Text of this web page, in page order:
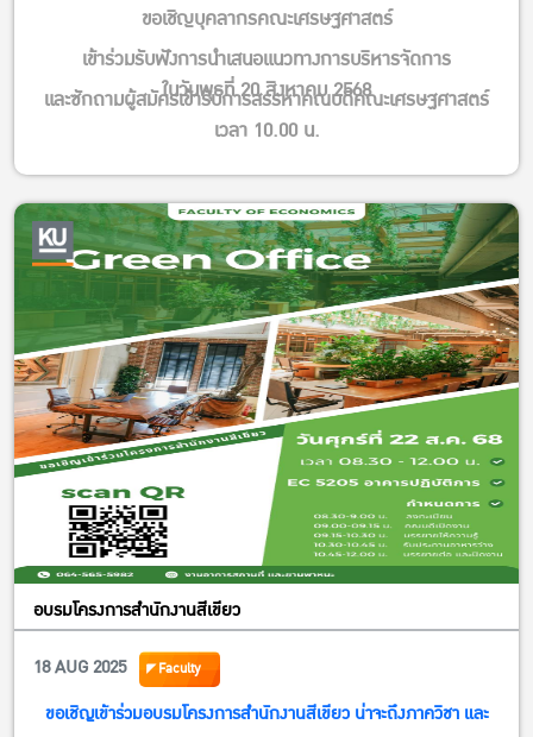
***Sorry for any inconvenience
#ExamsSuccess # Bidyalagkarana Library
#OpenLateNoSleep #StudyTillMidnight #ExamPeriod
#สอบนี้ต้องรอด #ห้องสมุดพิทยาลงกรณ #เปิดดึกไม่มีง่วง #อ่านยัน
—————————————-
สอบถามข้อมูลเพิ่มเติมได้ที่
Facebook : ห้องสมุดพิทยาลงกรณ
Website:http://bidyalib.eco.ku.ac.th/2019/?lang=th
ขอเชิญบุคลากรคณะเศรษฐศาสตร์
เข้าร่วมรับฟังการนำเสนอแนวทางการบริหารจัดการ
และซักถามผู้สมัครเข้ารับการสรรหาคณบดีคณะเศรษฐศาสตร์
ในวันพุธที่ 20 สิงหาคม 2568
เวลา 10.00 น.
ณ ห้อง EC5205 ชั้น 2 อาคารปฏิบัติการ คณะเศรษฐศาสตร์
อบรมโครงการสำนักงานสีเขียว
18 AUG 2025
Faculty
ขอเชิญเข้าร่วมอบรมโครงการสำนักงานสีเขียว น่าจะถึงภาควิชา และ